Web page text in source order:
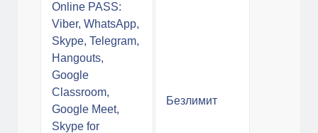
Online PASS:
Viber, WhatsApp,
Skype, Telegram,
Hangouts,
Google
Classroom,
Google Meet,
Skype for
Безлимит